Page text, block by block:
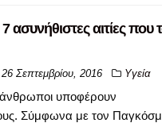
ασυνήθιστες αιτίες που
26 Σεπτεμβρίου, 2016 Υγεία
άνθρωποι υποφέρουν
Σύμφωνα με τον